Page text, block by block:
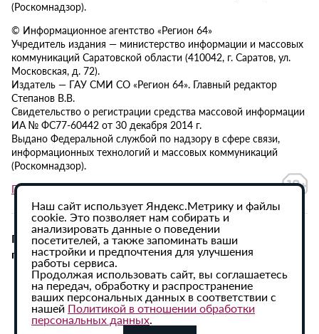
(Роскомнадзор).
© Информационное агентство «Регион 64»
Учредитель издания — министерство информации и массовых
коммуникаций Саратовской области (410042, г. Саратов, ул.
Московская, д. 72).
Издатель — ГАУ СМИ СО «Регион 64». Главный редактор
Степанов В.В.
Свидетельство о регистрации средства массовой информации
ИА № ФС77-60442 от 30 декабря 2014 г.
Выдано Федеральной службой по надзору в сфере связи,
информационных технологий и массовых коммуникаций
(Роскомнадзор).
Политика в отношении обработки персональных данных
При использовании материалов сайта активная
гиперссылка на ИА «Регион 64» обязательна.
Наш сайт использует Яндекс.Метрику и файлы
cookie. Это позволяет нам собирать и
анализировать данные о поведении
посетителей, а также запоминать ваши
настройки и предпочтения для улучшения
работы сервиса.
Продолжая использовать сайт, вы соглашаетесь
на передач, обработку и распространение
ваших персональных данных в соответствии с
нашей Политикой в отношении обработки
персональных данных.